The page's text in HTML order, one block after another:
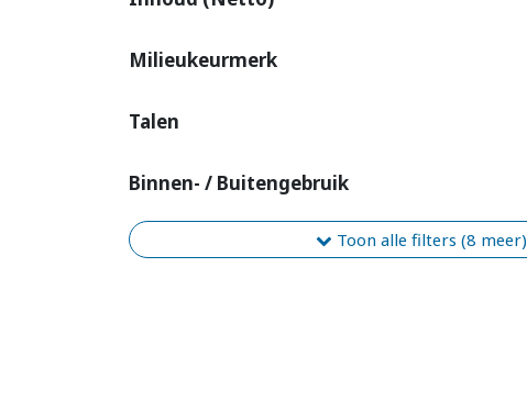
Milieukeurmerk
Talen
Binnen- / Buitengebruik
Toon alle filters (8 meer)